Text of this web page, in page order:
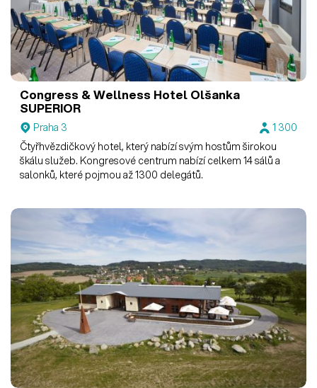
Congress & Wellness Hotel Olšanka
SUPERIOR
Praha 3
1 300
Čtyřhvězdičkový hotel, který nabízí svým hostům širokou
škálu služeb. Kongresové centrum nabízí celkem 14 sálů a
salonků, které pojmou až 1300 delegátů.